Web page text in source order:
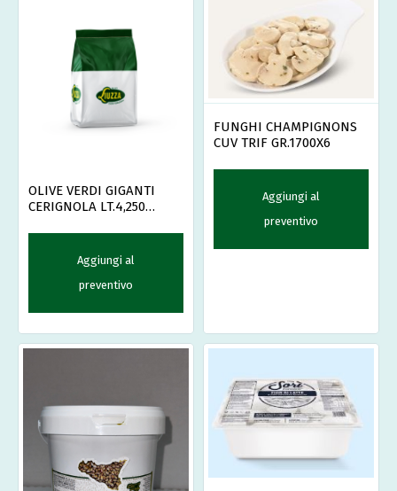
OLIVE VERDI GIGANTI
CERIGNOLA LT.4,250
Aggiungi al
preventivo
FUNGHI CHAMPIGNONS
CUV TRIF GR.1700X6
Aggiungi al
preventivo